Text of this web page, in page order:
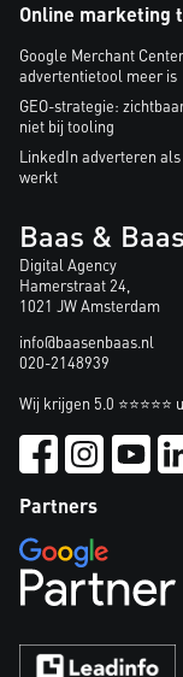
Online marketing
Google Merchant
advertentietool meer is
GEO-strategie:
niet bij tooling
LinkedIn adverteren
werkt
Baas & Baas
Digital Agency
Hamerstraat 24,
1021 JW Amsterdam
info@baasenbaas.nl
020-2148939
Wij krijgen 5.0
Partners